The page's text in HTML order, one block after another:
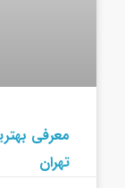
معرفی
تهران